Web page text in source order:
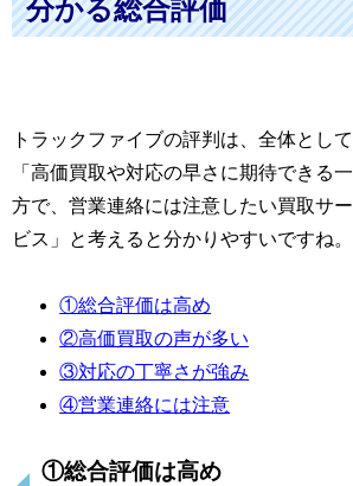
分かる総合評価
トラックファイブの評判は、全体として
「高価買取や対応の早さに期待できる一
方で、営業連絡には注意したい買取サー
ビス」と考えると分かりやすいですね。
①総合評価は高め
②高価買取の声が多い
③対応の丁寧さが強み
④営業連絡には注意
①総合評価は高め